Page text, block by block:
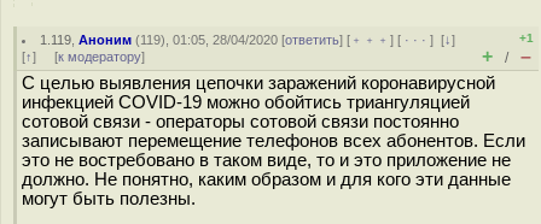
1.119 ,Аноним (119), 01:05, 28/04/2020 [ответить] [ ﹢﹢﹢] [ · · ·][↓]
[↑] [к модератору]
+1
+ / –
С целью выявления цепочки заражений коронавирусной
инфекцией COVID-19 можно обойтись триангуляцией
сотовой связи - операторы сотовой связи постоянно
записывают перемещение телефонов всех абонентов. Если
это не востребовано в таком виде, то и это приложение не
должно. Не понятно, каким образом и для кого эти данные
могут быть полезны.